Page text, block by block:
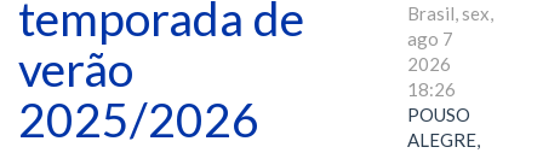
temporada de
verão
2025/2026
Brasil, sex,
ago 7
2026
18:26
POUSO
ALEGRE,